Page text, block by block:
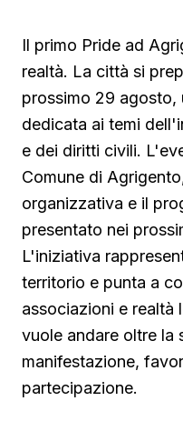
Il primo Pride ad
realtà. La città si
prossimo 29 agosto,
dedicata ai temi
e dei diritti civili.
Comune di
organizzativa e il
presentato nei
L'iniziativa
territorio e punta a
associazioni e realtà
vuole andare oltre la
manifestazione,
partecipazione.